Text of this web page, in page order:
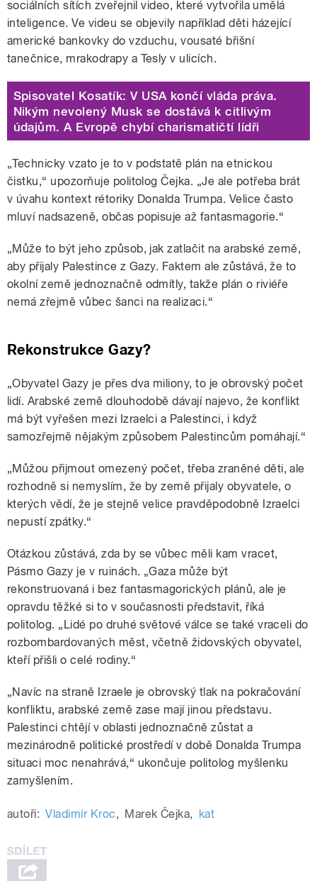
sociálních sítích zveřejnil video, které vytvořila umělá
inteligence. Ve videu se objevily například děti házející
americké bankovky do vzduchu, vousaté břišní
tanečnice, mrakodrapy a Tesly v ulicích.
Spisovatel Kosatík: V USA končí vláda práva.
Nikým nevolený Musk se dostává k citlivým
údajům. A Evropě chybí charismatičtí lídři
„Technicky vzato je to v podstatě plán na etnickou
čistku,“ upozorňuje politolog Čejka. „Je ale potřeba brát
v úvahu kontext rétoriky Donalda Trumpa. Velice často
mluví nadsazeně, občas popisuje až fantasmagorie.“
„Může to být jeho způsob, jak zatlačit na arabské země,
aby přijaly Palestince z Gazy. Faktem ale zůstává, že to
okolní země jednoznačně odmítly, takže plán o riviéře
nemá zřejmě vůbec šanci na realizaci.“
Rekonstrukce Gazy?
„Obyvatel Gazy je přes dva miliony, to je obrovský počet
lidí. Arabské země dlouhodobě dávají najevo, že konflikt
má být vyřešen mezi Izraelci a Palestinci, i když
samozřejmě nějakým způsobem Palestincům pomáhají.“
„Můžou přijmout omezený počet, třeba zraněné děti, ale
rozhodně si nemyslím, že by země přijaly obyvatele, o
kterých vědí, že je stejně velice pravděpodobně Izraelci
nepustí zpátky.“
Otázkou zůstává, zda by se vůbec měli kam vracet,
Pásmo Gazy je v ruinách. „Gaza může být
rekonstruovaná i bez fantasmagorických plánů, ale je
opravdu těžké si to v současnosti představit, říká
politolog. „Lidé po druhé světové válce se také vraceli do
rozbombardovaných měst, včetně židovských obyvatel,
kteří přišli o celé rodiny.“
„Navíc na straně Izraele je obrovský tlak na pokračování
konfliktu, arabské země zase mají jinou představu.
Palestinci chtějí v oblasti jednoznačně zůstat a
mezinárodně politické prostředí v době Donalda Trumpa
situaci moc nenahrává,“ ukončuje politolog myšlenku
zamyšlením.
autoři: Vladimír Kroc, Marek Čejka, kat